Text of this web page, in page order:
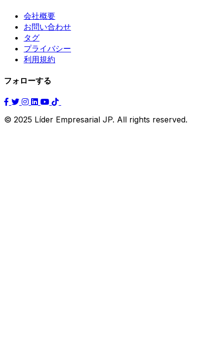
会社概要
お問い合わせ
タグ
プライバシー
利用規約
フォローする
© 2025 Líder Empresarial JP. All rights reserved.